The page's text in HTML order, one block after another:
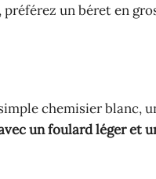
un béret en
chemisier blanc,
un foulard léger et